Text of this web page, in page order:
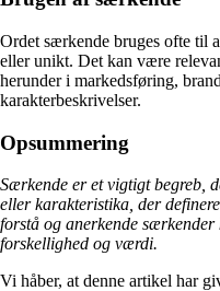
Ordet særkende bruges ofte til
eller unikt. Det kan være
herunder i markedsføring,
karakterbeskrivelser.
Opsummering
Særkende er et vigtigt begreb,
eller karakteristika, der
forstå og anerkende
forskellighed og værdi.
Vi håber, at denne artikel har